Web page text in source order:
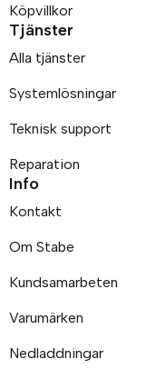
Köpvillkor
Tjänster
Alla tjänster
Systemlösningar
Teknisk support
Reparation
Info
Kontakt
Om Stabe
Kundsamarbeten
Varumärken
Nedladdningar